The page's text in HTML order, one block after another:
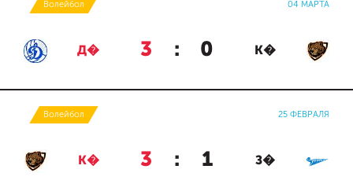
Волейбол 04 МАРТА
Д� 3 : 0 К�
Волейбол 25 ФЕВРАЛЯ
К� 3 : 1 З�